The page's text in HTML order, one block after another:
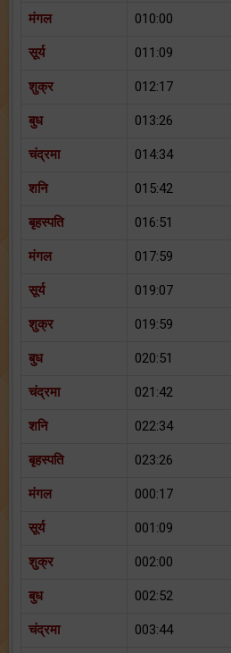
मंगल 010:00
सूर्य 011:09
शुक्र 012:17
बुध 013:26
चंद्रमा 014:34
शनि 015:42
बृहस्पति 016:51
मंगल 017:59
सूर्य 019:07
शुक्र 019:59
बुध 020:51
चंद्रमा 021:42
शनि 022:34
बृहस्पति 023:26
मंगल 000:17
सूर्य 001:09
शुक्र 002:00
बुध 002:52
चंद्रमा 003:44